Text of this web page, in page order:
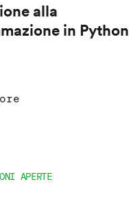
alla
in Python
APERTE